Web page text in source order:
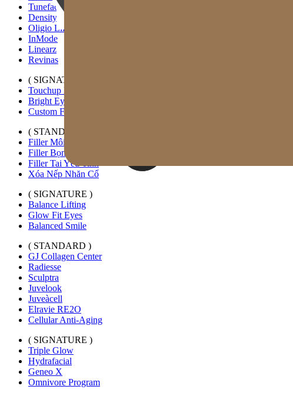
Tuneface Lifting
Density Lifting
Oligio Lifting
InMode
Linearz
Revinas
( SIGNATURE )
Touchup Kiss
Bright Eyes
Custom Forehead Filler
( STANDARD )
Filler Môi Mở Rộng Ngang
Filler Bọng Mắt Tùy Chỉnh
Filler Tai Yêu Tinh
Xóa Nếp Nhăn Cổ
( SIGNATURE )
Balance Lifting
Glow Fit Eyes
Balanced Smile
( STANDARD )
GJ Collagen Center
Radiesse
Sculptra
Juvelook
Juveàcell
Elravie RE2O
Cellular Anti-Aging
( SIGNATURE )
Triple Glow
Hydrafacial
Geneo X
Omnivore Program